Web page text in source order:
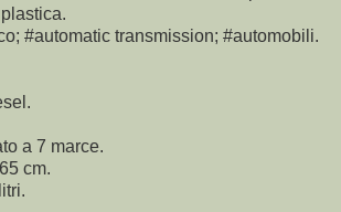
#automatic transmission; #automobili.
a 7 marce.
cm.